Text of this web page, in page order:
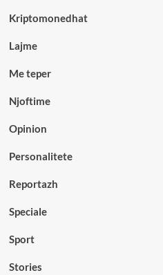
Kriptomonedhat
Lajme
Me teper
Njoftime
Opinion
Personalitete
Reportazh
Speciale
Sport
Stories